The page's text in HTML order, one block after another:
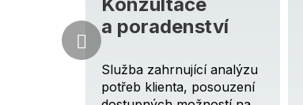
a poradenství
Služba zahrnující analýzu
potřeb klienta, posouzení